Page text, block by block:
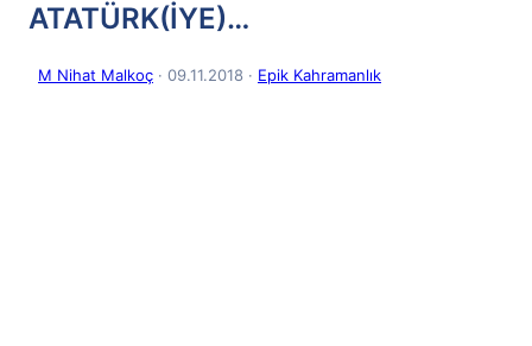
ATATÜRK(İYE)…
M Nihat Malkoç · 09.11.2018 · Epik Kahramanlık